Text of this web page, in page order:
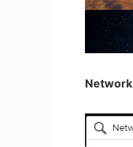
Network